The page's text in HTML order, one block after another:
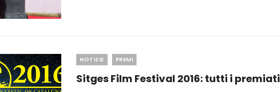
Categories
NOTIZIE PREMI
Sitges Film Festival 2016: tutti i premiati